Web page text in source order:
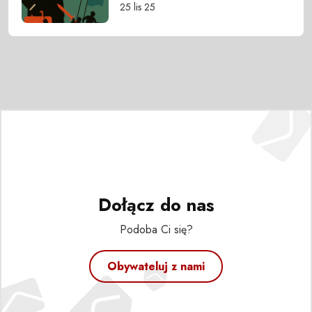
25 lis 25
Dołącz do nas
Podoba Ci się?
Obywateluj z nami